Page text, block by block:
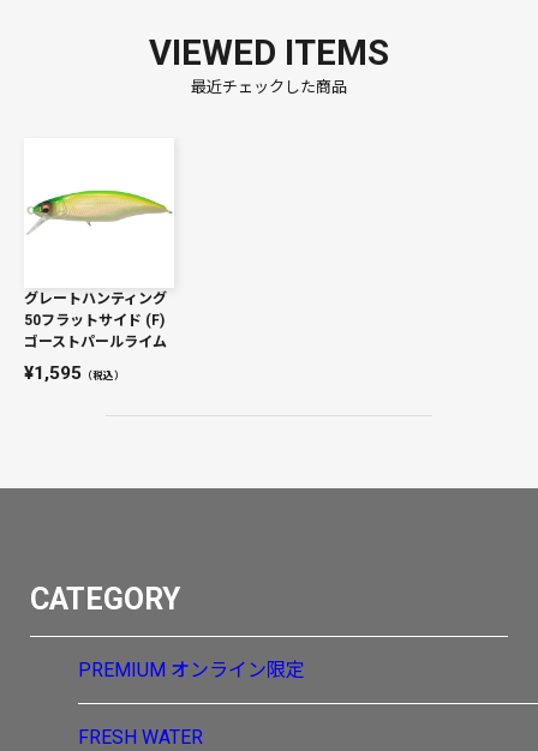
VIEWED ITEMS
最近チェックした商品
グレートハンティング
50フラットサイド (F)
ゴーストパールライム
1,595 （税込）
CATEGORY
PREMIUM オンライン限定
FRESH WATER